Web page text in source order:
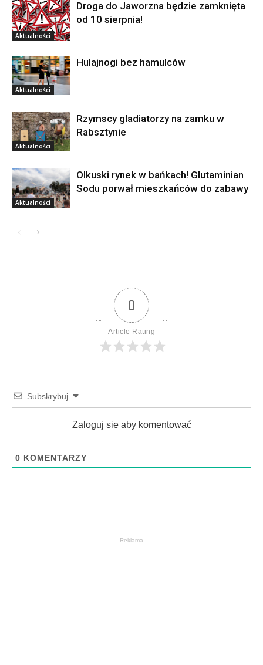
Aktualności
Droga do Jaworzna będzie zamknięta
od 10 sierpnia!
Aktualności
Hulajnogi bez hamulców
Aktualności
Rzymscy gladiatorzy na zamku w
Rabsztynie
Aktualności
Olkuski rynek w bańkach! Glutaminian
Sodu porwał mieszkańców do zabawy
0
Article Rating
Subskrybuj
Zaloguj sie aby komentować
0 KOMENTARZY
Reklama